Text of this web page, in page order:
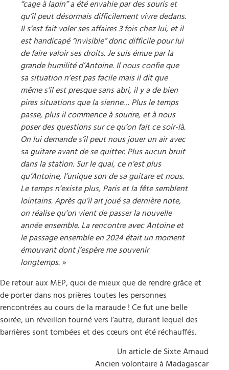
“cage à lapin” a été envahie par des souris et
qu’il peut désormais difficilement vivre dedans.
Il s’est fait voler ses affaires 3 fois chez lui, et il
est handicapé “invisible” donc difficile pour lui
de faire valoir ses droits. Je suis émue par la
grande humilité d’Antoine. Il nous confie que
sa situation n’est pas facile mais il dit que
même s’il est presque sans abri, il y a de bien
pires situations que la sienne… Plus le temps
passe, plus il commence à sourire, et à nous
poser des questions sur ce qu’on fait ce soir-là.
On lui demande s’il peut nous jouer un air avec
sa guitare avant de se quitter. Plus aucun bruit
dans la station. Sur le quai, ce n’est plus
qu’Antoine, l’unique son de sa guitare et nous.
Le temps n’existe plus, Paris et la fête semblent
lointains. Après qu’il ait joué sa dernière note,
on réalise qu’on vient de passer la nouvelle
année ensemble. La rencontre avec Antoine et
le passage ensemble en 2024 était un moment
émouvant dont j’espère me souvenir
longtemps. »
De retour aux MEP, quoi de mieux que de rendre grâce et
de porter dans nos prières toutes les personnes
rencontrées au cours de la maraude ! Ce fut une belle
soirée, un réveillon tourné vers l’autre, durant lequel des
barrières sont tombées et des cœurs ont été réchauffés.
Un article de Sixte Arnaud
Ancien volontaire à Madagascar